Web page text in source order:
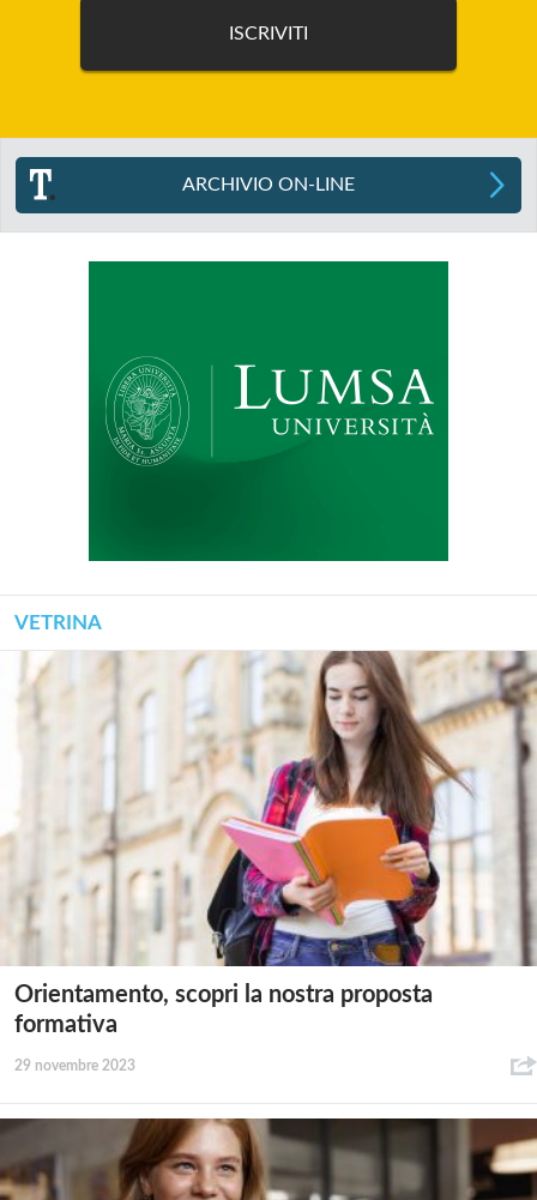
ARCHIVIO ON-LINE
VETRINA
Orientamento, scopri la nostra proposta
formativa
29 novembre 2023